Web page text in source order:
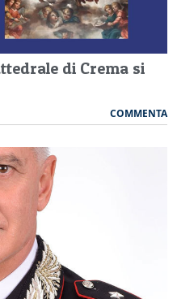
di Crema si
COMMENTA